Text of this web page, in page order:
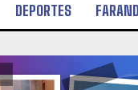
DEPORTES